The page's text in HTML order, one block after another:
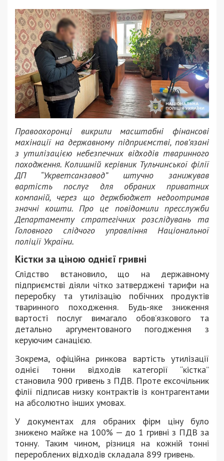
Правоохоронці викрили масштабні фінансові
махінації на державному підприємстві, пов’язані
з утилізацією небезпечних відходів тваринного
походження. Колишній керівник Тульчинської філії
ДП “Укрветсанзавод” штучно занижував
вартість послуг для обраних приватних
компаній, через що держбюджет недоотримав
значні кошти. Про це повідомили пресслужби
Департаменту стратегічних розслідувань та
Головного слідчого управління Національної
поліції України.
Кістки за ціною однієї гривні
Слідство встановило, що на державному
підприємстві діяли чітко затверджені тарифи на
переробку та утилізацію побічних продуктів
тваринного походження. Будь-яке зниження
вартості послуг вимагало обов’язкового та
детально аргументованого погодження з
керуючим санацією.
Зокрема, офіційна ринкова вартість утилізації
однієї тонни відходів категорії “кістка”
становила 900 гривень з ПДВ. Проте ексочільник
філії підписав низку контрактів із контрагентами
на абсолютно інших умовах.
У документах для обраних фірм ціну було
знижено майже на 100% — до 1 гривні з ПДВ за
тонну. Таким чином, різниця на кожній тонні
перероблених відходів складала 899 гривень.